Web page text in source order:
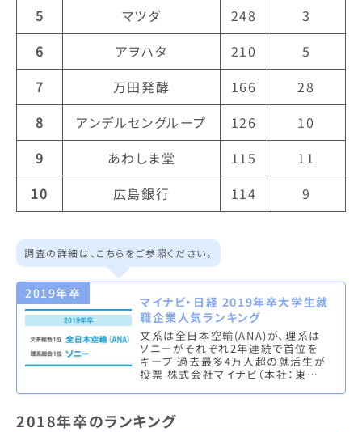
5
マツダ 248
3
6
アヲハタ 210
5
7
万田発酵 166
28
8
アンデルセングループ 126
10
9
あわしま堂 115
11
10
広島銀行 114 9
調査の詳細は、こちらをご参照ください。
2019年卒
マイナビ・日経 2019年卒大学生就
職企業人気ランキング
文系は全日本空輸(ANA)が、理系は
ソニーがそれぞれ2年連続で首位を
キープ 過去最多4万人超の就活生が
投票 株式会社マイナビ（本社：東京
2018年卒のランキング